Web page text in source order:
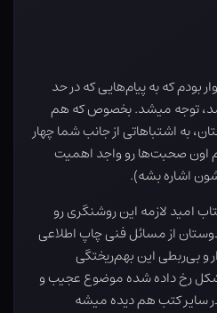
که به پیام‌هایی که در حد
توجه میشد. بخصوص که هم
به اشتباهاتی از جانب شما چهار
اون صحبت‌ها رو واجد اهمیت
اشاره بشه).
امید لازمه این روشنگری رو
از مسائل فنی چاپ اطلاعی
و بی‌ربطی این بهم‌ریختگی
رخ داده شده موضوع عجیب و
سایر کتب هم دیده میشه